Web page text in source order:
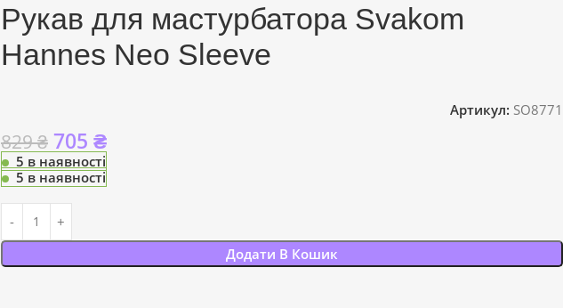
Рукав для мастурбатора Svakom
Hannes Neo Sleeve
Артикул: SO8771
829₴ 705 ₴
5 в наявності
5 в наявності
Додати В Кошик